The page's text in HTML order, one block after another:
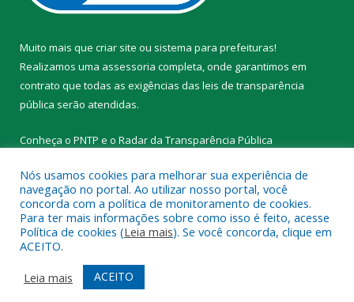
Muito mais que criar site ou sistema para prefeituras!
Realizamos uma assessoria completa, onde garantimos em
contrato que todas as exigências das leis de transparência
pública serão atendidas.
Conheça o PNTP e o Radar da Transparência Pública
Todos os direitos reservados a Prefeitura Municipal de Novo
Progresso.
Mapa do Site
Acessar Área Administrativa
Acessar Webmail
Nós usamos cookies para melhorar sua experiência de
navegação no portal. Ao utilizar nosso portal, você
concorda com a política de monitoramento de cookies.
Para ter mais informações sobre como isso é feito, acesse
Política de cookies (Leia mais). Se você concorda, clique em
ACEITO.
Leia mais
ACEITO